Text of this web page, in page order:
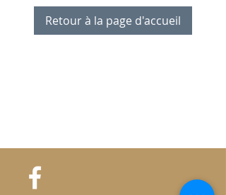
Retour à la page d'accueil